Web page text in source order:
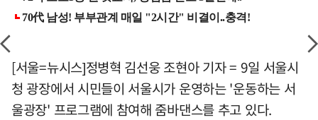
[서울=뉴시스]정병혁 김선웅 조현아 기자 = 9일 서울시
청 광장에서 시민들이 서울시가 운영하는 '운동하는 서
울광장' 프로그램에 참여해 줌바댄스를 추고 있다.